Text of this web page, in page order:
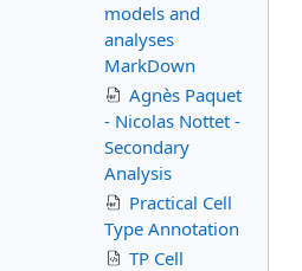
models and
analyses
MarkDown
Agnès Paquet
- Nicolas Nottet -
Secondary
Analysis
Practical Cell
Type Annotation
TP Cell